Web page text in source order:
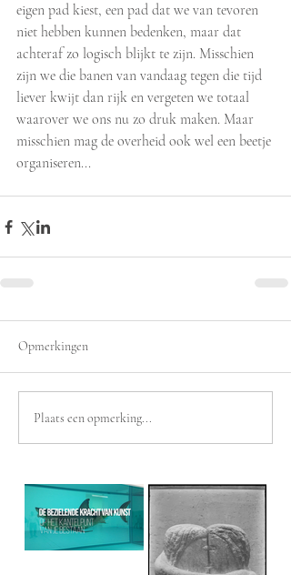
eigen pad kiest, een pad dat we van tevoren
niet hebben kunnen bedenken, maar dat
achteraf zo logisch blijkt te zijn. Misschien
zijn we die banen van vandaag tegen die tijd
liever kwijt dan rijk en vergeten we totaal
waarover we ons nu zo druk maken. Maar
misschien mag de overheid ook wel een beetje
organiseren...
Opmerkingen
Plaats een opmerking...